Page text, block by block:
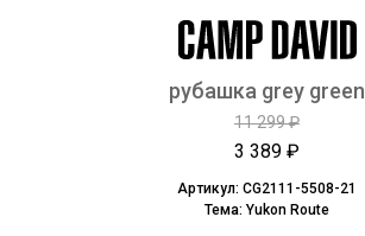
рубашка grey green
11 299 ₽
3 389 ₽
Артикул: CG2111-5508-21
Тема: Yukon Route